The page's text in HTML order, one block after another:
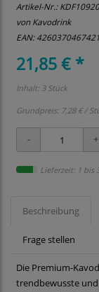
Artikel-Nr.:
von Kavodrink
EAN: 4260370467421
21,85 € *
Inhalt: 3 Stück
Grundpreis: 7,28 € /
Lieferzeit: 1 bis
Beschreibung
Frage stellen
Die Premium-
trendbewusste